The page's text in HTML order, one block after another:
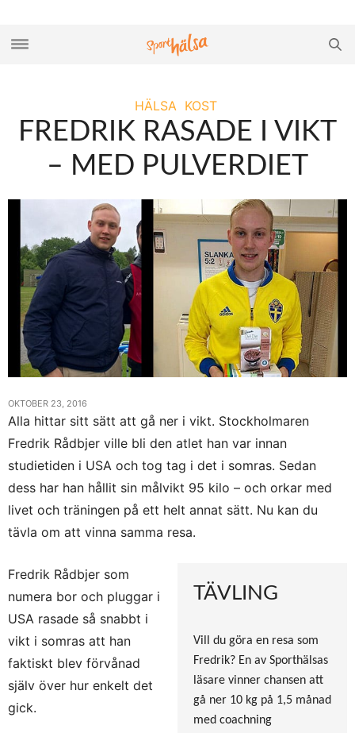
HÄLSA KOST
FREDRIK RASADE I VIKT
– MED PULVERDIET
OKTOBER 23, 2016
Alla hittar sitt sätt att gå ner i vikt. Stockholmaren
Fredrik Rådbjer ville bli den atlet han var innan
studietiden i USA och tog tag i det i somras. Sedan
dess har han hållit sin målvikt 95 kilo – och orkar med
livet och träningen på ett helt annat sätt. Nu kan du
tävla om att vinna samma resa.
TÄVLING
Vill du göra en resa som
Fredrik? En av Sporthälsas
läsare vinner chansen att
gå ner 10 kg på 1,5 månad
med coachning
Fredrik Rådbjer som
numera bor och pluggar i
USA rasade så snabbt i
vikt i somras att han
faktiskt blev förvånad
själv över hur enkelt det
gick.